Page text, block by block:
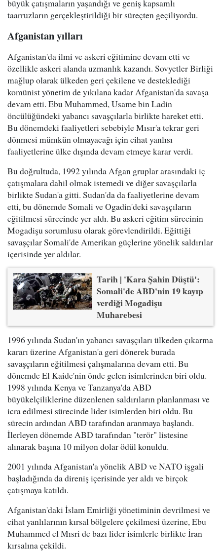
büyük çatışmaların yaşandığı ve geniş kapsamlı
taarruzların gerçekleştirildiği bir süreçten geçiliyordu.
Afganistan yılları
Afganistan'da ilmi ve askeri eğitimine devam etti ve
özellikle askeri alanda uzmanlık kazandı. Sovyetler Birliği
mağlup olarak ülkeden geri çekilene ve desteklediği
komünist yönetim de yıkılana kadar Afganistan'da savaşa
devam etti. Ebu Muhammed, Usame bin Ladin
öncülüğündeki yabancı savaşçılarla birlikte hareket etti.
Bu dönemdeki faaliyetleri sebebiyle Mısır'a tekrar geri
dönmesi mümkün olmayacağı için cihat yanlısı
faaliyetlerine ülke dışında devam etmeye karar verdi.
Bu doğrultuda, 1992 yılında Afgan gruplar arasındaki iç
çatışmalara dahil olmak istemedi ve diğer savaşçılarla
birlikte Sudan'a gitti. Sudan'da da faaliyetlerine devam
etti, bu dönemde Somali ve Ogadin'deki savaşçıların
eğitilmesi sürecinde yer aldı. Bu askeri eğitim sürecinin
Mogadişu sorumlusu olarak görevlendirildi. Eğittiği
savaşçılar Somali'de Amerikan güçlerine yönelik saldırılar
içerisinde yer aldılar.
Tarih | 'Kara Şahin Düştü':
Somali'de ABD'nin 19 kayıp
verdiği Mogadişu
Muharebesi
1996 yılında Sudan'ın yabancı savaşçıları ülkeden çıkarma
kararı üzerine Afganistan'a geri dönerek burada
savaşçıların eğitilmesi çalışmalarına devam etti. Bu
dönemde El Kaide'nin önde gelen isimlerinden biri oldu.
1998 yılında Kenya ve Tanzanya'da ABD
büyükelçiliklerine düzenlenen saldırıların planlanması ve
icra edilmesi sürecinde lider isimlerden biri oldu. Bu
sürecin ardından ABD tarafından aranmaya başlandı.
İlerleyen dönemde ABD tarafından "terör" listesine
alınarak başına 10 milyon dolar ödül konuldu.
2001 yılında Afganistan'a yönelik ABD ve NATO işgali
başladığında da direniş içerisinde yer aldı ve birçok
çatışmaya katıldı.
Afganistan'daki İslam Emirliği yönetiminin devrilmesi ve
cihat yanlılarının kırsal bölgelere çekilmesi üzerine, Ebu
Muhammed el Mısri de bazı lider isimlerle birlikte İran
kırsalına çekildi.